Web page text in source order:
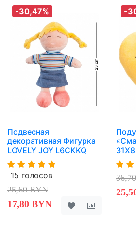
-30,47%
Подвесная
декоративная Фигурка
LOVELY JOY L6CKKQ
15 голосов
25,60 BYN
17,80 BYN
-